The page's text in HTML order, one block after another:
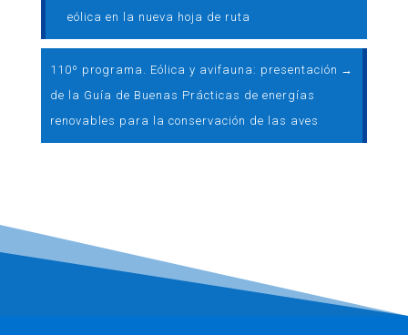
eólica en la nueva hoja de ruta
110º programa. Eólica y avifauna: presentación
de la Guía de Buenas Prácticas de energías
renovables para la conservación de las aves
→